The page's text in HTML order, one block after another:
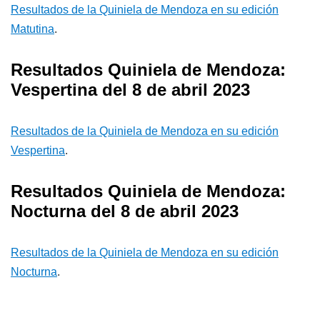
Resultados de la Quiniela de Mendoza en su edición
Matutina.
Resultados Quiniela de Mendoza:
Vespertina del 8 de abril 2023
Resultados de la Quiniela de Mendoza en su edición
Vespertina.
Resultados Quiniela de Mendoza:
Nocturna del 8 de abril 2023
Resultados de la Quiniela de Mendoza en su edición
Nocturna.